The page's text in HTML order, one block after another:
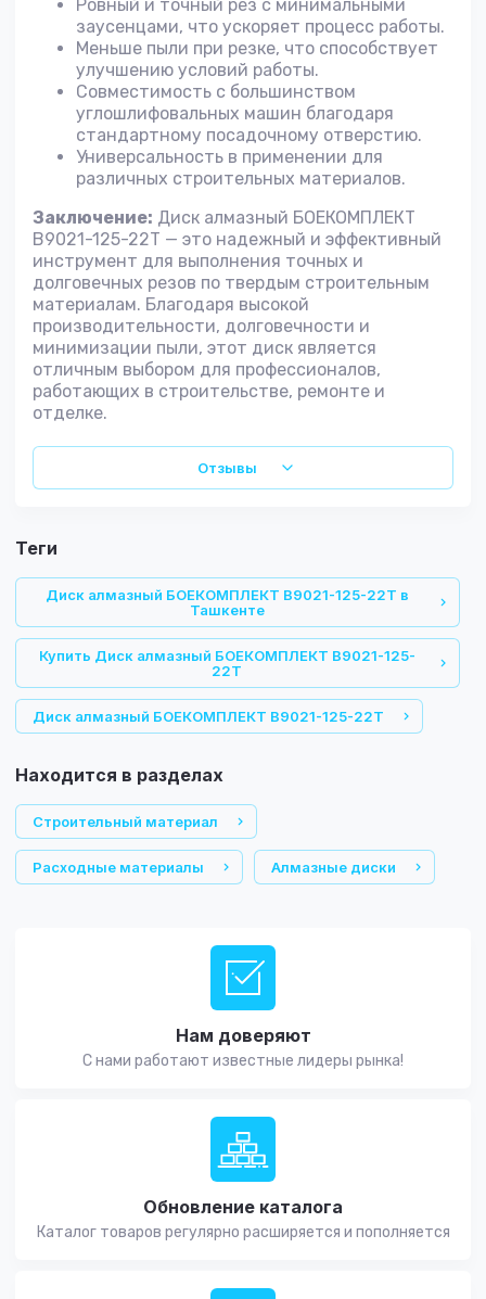
Ровный и точный рез с минимальными
заусенцами, что ускоряет процесс работы.
Меньше пыли при резке, что способствует
улучшению условий работы.
Совместимость с большинством
углошлифовальных машин благодаря
стандартному посадочному отверстию.
Универсальность в применении для
различных строительных материалов.
Заключение: Диск алмазный БОЕКОМПЛЕКТ
B9021-125-22T — это надежный и эффективный
инструмент для выполнения точных и
долговечных резов по твердым строительным
материалам. Благодаря высокой
производительности, долговечности и
минимизации пыли, этот диск является
отличным выбором для профессионалов,
работающих в строительстве, ремонте и
отделке.
Отзывы
теги
Диск алмазный БОЕКОМПЛЕКТ B9021-125-22T в
Ташкенте
Купить Диск алмазный БОЕКОМПЛЕКТ B9021-125-
22T
Диск алмазный БОЕКОМПЛЕКТ B9021-125-22T
Находится в разделах
Строительный материал
Расходные материалы Алмазные диски
Нам доверяют
С нами работают известные лидеры рынка!
Обновление каталога
Каталог товаров регулярно расширяется и пополняется